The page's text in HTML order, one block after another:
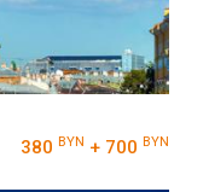
380 BYN + 700 BYN